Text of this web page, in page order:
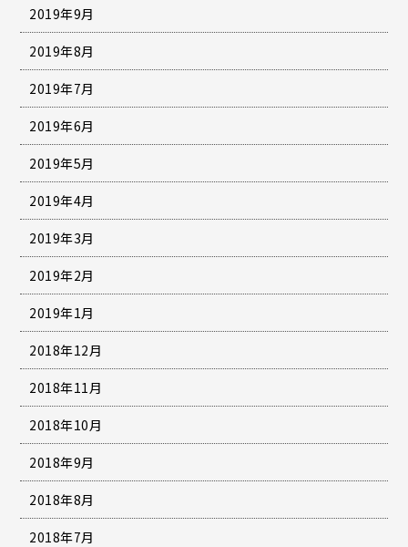
2019年9月
2019年8月
2019年7月
2019年6月
2019年5月
2019年4月
2019年3月
2019年2月
2019年1月
2018年12月
2018年11月
2018年10月
2018年9月
2018年8月
2018年7月